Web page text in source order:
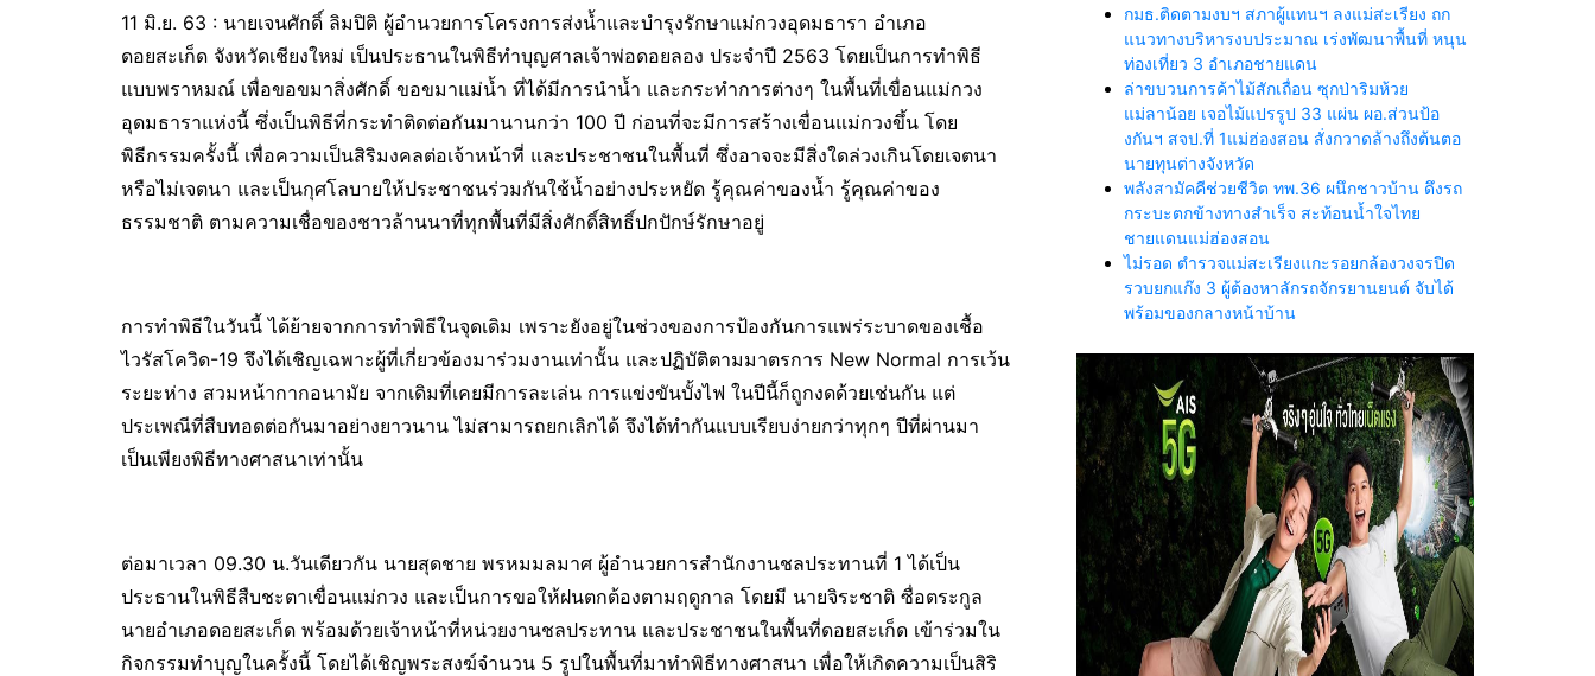
11 มิ.ย. 63 : นายเจนศักดิ์ ลิมปิติ ผู้อำนวยการโครงการส่งน้ำและบำรุงรักษาแม่กวงอุดมธารา อำเภอ
ดอยสะเก็ด จังหวัดเชียงใหม่ เป็นประธานในพิธีทำบุญศาลเจ้าพ่อดอยลอง ประจำปี 2563 โดยเป็นการทำพิธี
แบบพราหมณ์ เพื่อขอขมาสิ่งศักดิ์ ขอขมาแม่น้ำ ที่ได้มีการนำน้ำ และกระทำการต่างๆ ในพื้นที่เขื่อนแม่กวง
อุดมธาราแห่งนี้ ซึ่งเป็นพิธีที่กระทำติดต่อกันมานานกว่า 100 ปี ก่อนที่จะมีการสร้างเขื่อนแม่กวงขึ้น โดย
พิธีกรรมครั้งนี้ เพื่อความเป็นสิริมงคลต่อเจ้าหน้าที่ และประชาชนในพื้นที่ ซึ่งอาจจะมีสิ่งใดล่วงเกินโดยเจตนา
หรือไม่เจตนา และเป็นกุศโลบายให้ประชาชนร่วมกันใช้น้ำอย่างประหยัด รู้คุณค่าของน้ำ รู้คุณค่าของ
ธรรมชาติ ตามความเชื่อของชาวล้านนาที่ทุกพื้นที่มีสิ่งศักดิ์สิทธิ์ปกปักษ์รักษาอยู่
การทำพิธีในวันนี้ ได้ย้ายจากการทำพิธีในจุดเดิม เพราะยังอยู่ในช่วงของการป้องกันการแพร่ระบาดของเชื้อ
ไวรัสโควิด-19 จึงได้เชิญเฉพาะผู้ที่เกี่ยวข้องมาร่วมงานเท่านั้น และปฏิบัติตามมาตรการ New Normal การเว้น
ระยะห่าง สวมหน้ากากอนามัย จากเดิมที่เคยมีการละเล่น การแข่งขันบั้งไฟ ในปีนี้ก็ถูกงดด้วยเช่นกัน แต่
ประเพณีที่สืบทอดต่อกันมาอย่างยาวนาน ไม่สามารถยกเลิกได้ จึงได้ทำกันแบบเรียบง่ายกว่าทุกๆ ปีที่ผ่านมา
เป็นเพียงพิธีทางศาสนาเท่านั้น
ต่อมาเวลา 09.30 น.วันเดียวกัน นายสุดชาย พรหมมลมาศ ผู้อำนวยการสำนักงานชลประทานที่ 1 ได้เป็น
ประธานในพิธีสืบชะตาเขื่อนแม่กวง และเป็นการขอให้ฝนตกต้องตามฤดูกาล โดยมี นายจิระชาติ ซื่อตระกูล
นายอำเภอดอยสะเก็ด พร้อมด้วยเจ้าหน้าที่หน่วยงานชลประทาน และประชาชนในพื้นที่ดอยสะเก็ด เข้าร่วมใน
กิจกรรมทำบุญในครั้งนี้ โดยได้เชิญพระสงฆ์จำนวน 5 รูปในพื้นที่มาทำพิธีทางศาสนา เพื่อให้เกิดความเป็นสิริ
กมธ.ติดตามงบฯ สภาผู้แทนฯ ลงแม่สะเรียง ถก
แนวทางบริหารงบประมาณ เร่งพัฒนาพื้นที่ หนุน
ท่องเที่ยว 3 อำเภอชายแดน
ล่าขบวนการค้าไม้สักเถื่อน ซุกป่าริมห้วย
แม่ลาน้อย เจอไม้แปรรูป 33 แผ่น ผอ.ส่วนป้อ
งกันฯ สจป.ที่ 1แม่ฮ่องสอน สั่งกวาดล้างถึงต้นตอ
นายทุนต่างจังหวัด
พลังสามัคคีช่วยชีวิต ทพ.36 ผนึกชาวบ้าน ดึงรถ
กระบะตกข้างทางสำเร็จ สะท้อนน้ำใจไทย
ชายแดนแม่ฮ่องสอน
ไม่รอด ตำรวจแม่สะเรียงแกะรอยกล้องวงจรปิด
รวบยกแก๊ง 3 ผู้ต้องหาลักรถจักรยานยนต์ จับได้
พร้อมของกลางหน้าบ้าน